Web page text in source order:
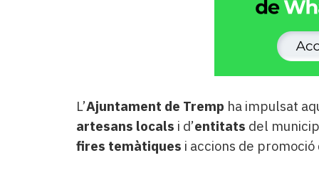
L’Ajuntament de Tremp ha impulsat
artesans locals i d’entitats del
fires temàtiques i accions de promoció